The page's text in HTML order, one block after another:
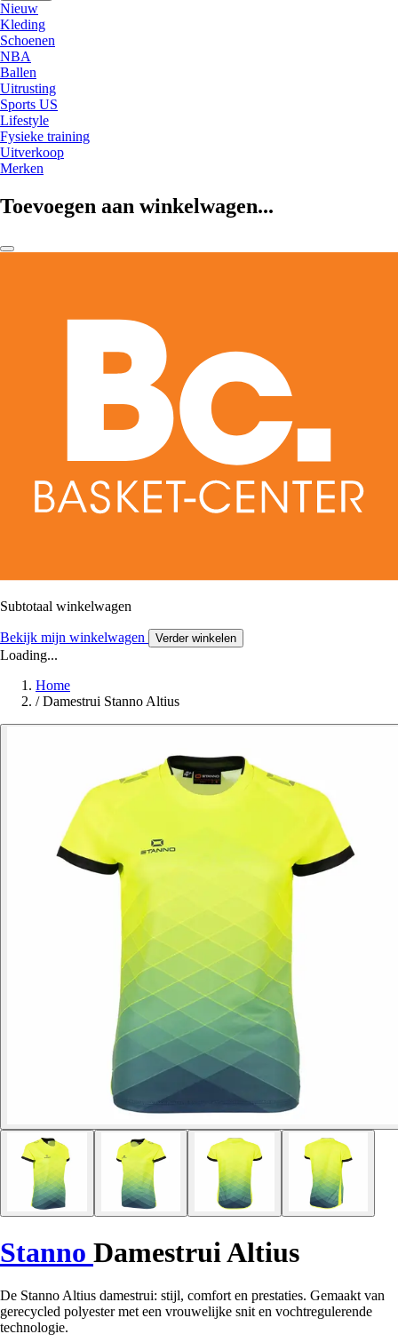
Nieuw
Kleding
Schoenen
NBA
Ballen
Uitrusting
Sports US
Lifestyle
Fysieke training
Uitverkoop
Merken
Toevoegen aan winkelwagen...
Subtotaal winkelwagen
Bekijk mijn winkelwagen Verder winkelen
Loading...
Home
/ Damestrui Stanno Altius
Stanno Damestrui Altius
De Stanno Altius damestrui: stijl, comfort en prestaties. Gemaakt van
gerecycled polyester met een vrouwelijke snit en vochtregulerende
technologie.